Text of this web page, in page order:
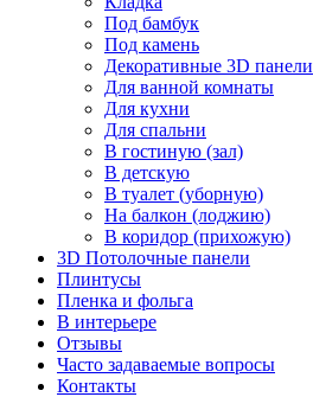
Под бамбук
Под камень
Декоративные 3D панели
Для ванной комнаты
Для кухни
Для спальни
В гостиную (зал)
В детскую
В туалет (уборную)
На балкон (лоджию)
В коридор (прихожую)
3D Потолочные панели
Плинтусы
Пленка и фольга
В интерьере
Отзывы
Часто задаваемые вопросы
Контакты